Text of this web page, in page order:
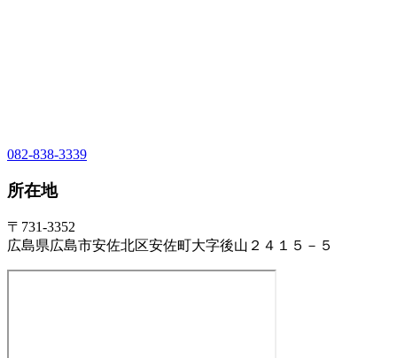
082-838-3339
所在地
〒731-3352
広島県広島市安佐北区安佐町大字後山２４１５－５